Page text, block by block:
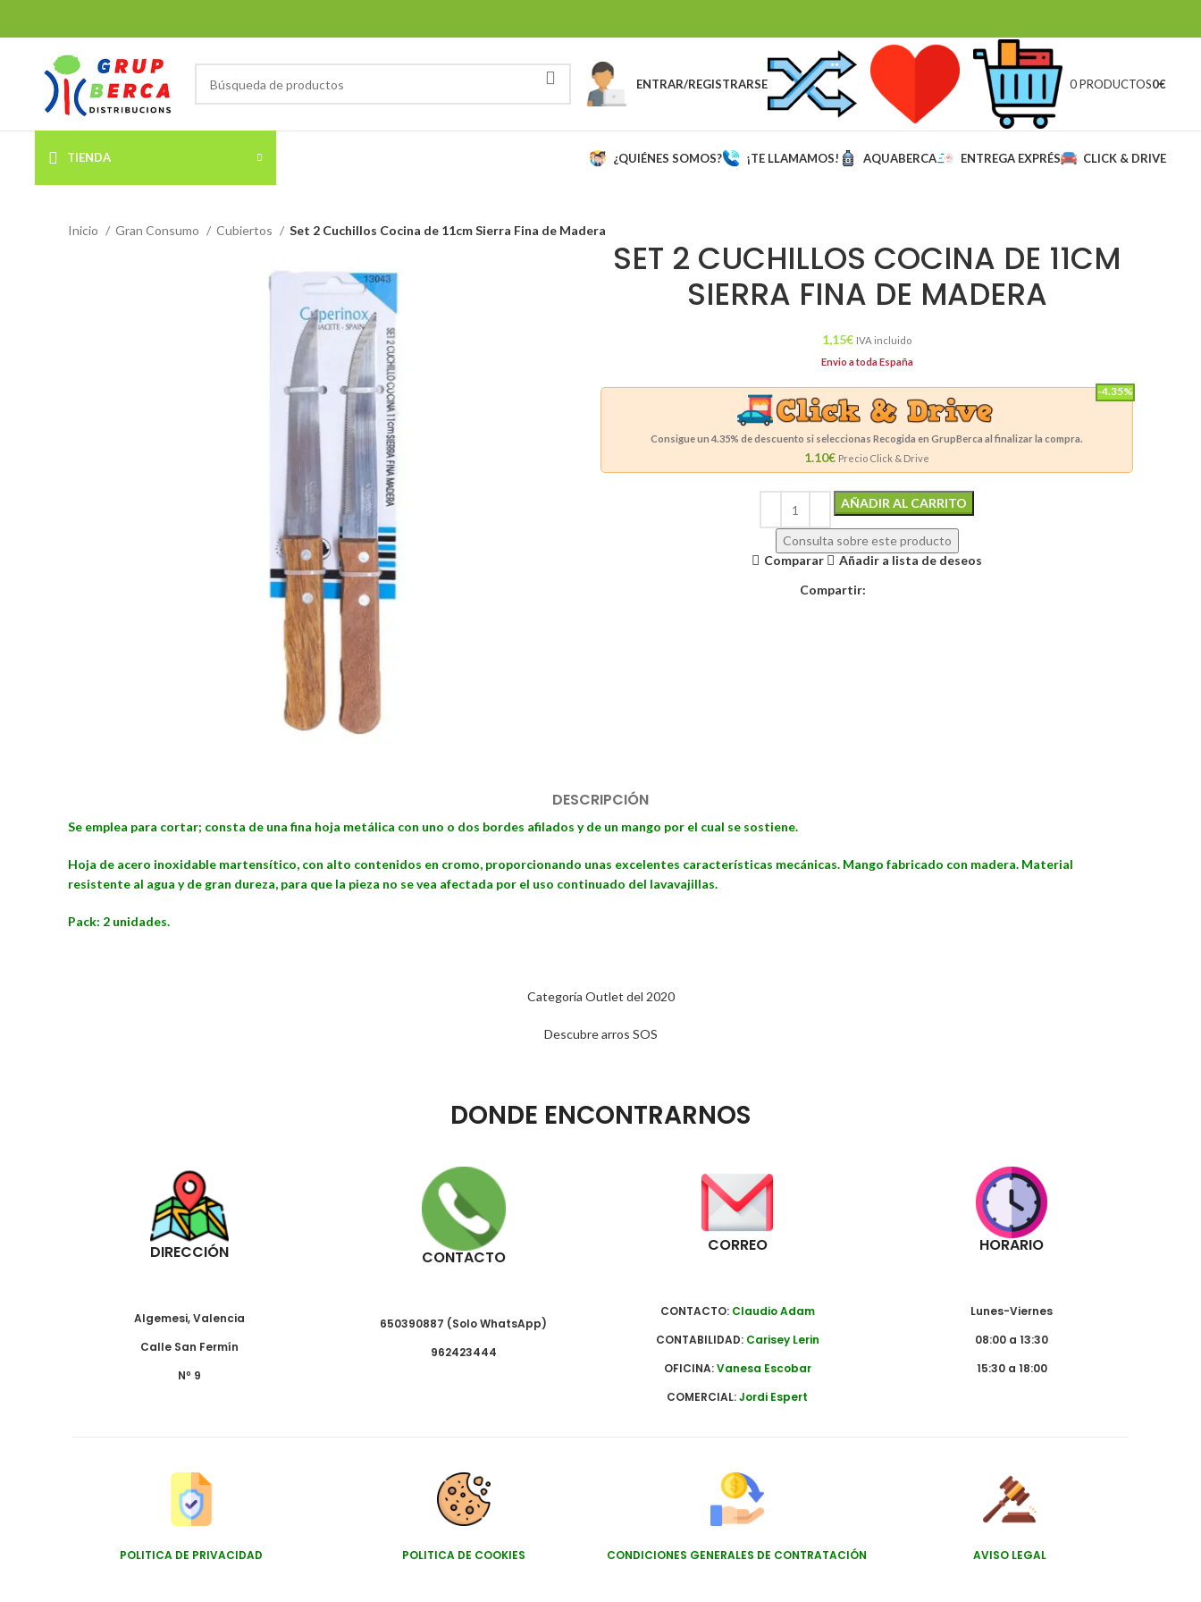
ENTRAR/REGISTRARSE 0 PRODUCTOS0€
TIENDA ¿QUIÉNES SOMOS? ¡TE LLAMAMOS! AQUABERCA ENTREGA EXPRÉS CLICK & DRIVE
Inicio Gran Consumo Cubiertos Set 2 Cuchillos Cocina de 11cm Sierra Fina de Madera
SET 2 CUCHILLOS COCINA DE 11CM
SIERRA FINA DE MADERA
1,15€ IVA incluido
Envio a toda España
-4.35%
Consigue un 4.35% de descuento si seleccionas Recogida en GrupBerca al finalizar la compra.
1.10€ Precio Click & Drive
AÑADIR AL CARRITO
Consulta sobre este producto
Comparar
Añadir a lista de deseos
Compartir:
DESCRIPCIÓN
Se emplea para cortar; consta de una fina hoja metálica con uno o dos bordes afilados y de un mango por el cual se sostiene.
Hoja de acero inoxidable martensítico, con alto contenidos en cromo, proporcionando unas excelentes características mecánicas. Mango fabricado con madera. Material
resistente al agua y de gran dureza, para que la pieza no se vea afectada por el uso continuado del lavavajillas.
Pack: 2 unidades.
Categoría Outlet del 2020
Descubre arros SOS
DONDE ENCONTRARNOS
DIRECCIÓN
Algemesi, Valencia
Calle San Fermín
Nº 9
CONTACTO
650390887 (Solo WhatsApp)
962423444
CORREO
CONTACTO: Claudio Adam
CONTABILIDAD: Carisey Lerin
OFICINA:Vanesa Escobar
COMERCIAL:Jordi Espert
HORARIO
Lunes-Viernes
08:00 a 13:30
15:30 a 18:00
POLITICA DE PRIVACIDAD POLITICA DE COOKIES CONDICIONES GENERALES DE CONTRATACIÓN AVISO LEGAL